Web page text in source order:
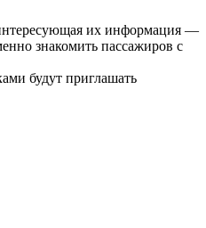
их информация —
знакомить пассажиров с
будут приглашать